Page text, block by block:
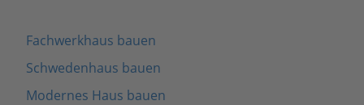
Fachwerkhaus bauen
Schwedenhaus bauen
Modernes Haus bauen